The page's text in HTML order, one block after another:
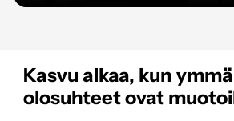
Kasvu alkaa, kun
olosuhteet ovat